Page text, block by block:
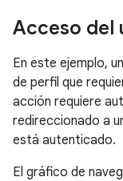
Acceso del
En este ejemplo,
de perfil que
acción requiere
redireccionado a
está autenticado.
El gráfico de